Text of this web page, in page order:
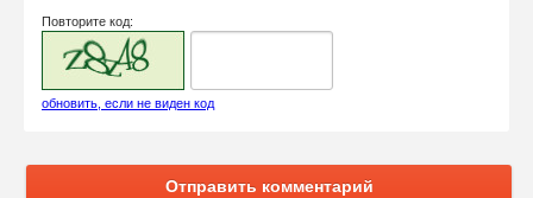
Повторите код:
обновить, если не виден код
Отправить комментарий